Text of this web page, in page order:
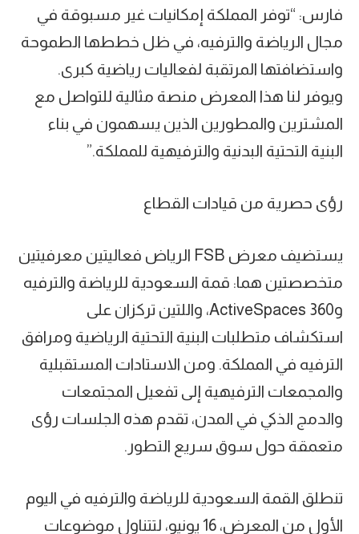
فارس: “توفر المملكة إمكانيات غير مسبوقة في
مجال الرياضة والترفيه، في ظل خططها الطموحة
واستضافتها المرتقبة لفعاليات رياضية كبرى.
ويوفر لنا هذا المعرض منصة مثالية للتواصل مع
المشترين والمطورين الذين يسهمون في بناء
البنية التحتية البدنية والترفيهية للمملكة.”
رؤى حصرية من قيادات القطاع
يستضيف معرض FSB الرياض فعاليتين معرفيتين
متخصصتين هما: قمة السعودية للرياضة والترفيه
وActiveSpaces 360، واللتين تركزان على
استكشاف متطلبات البنية التحتية الرياضية ومرافق
الترفيه في المملكة. ومن الاستادات المستقبلية
والمجمعات الترفيهية إلى تفعيل المجتمعات
والدمج الذكي في المدن، تقدم هذه الجلسات رؤى
متعمقة حول سوق سريع التطور.
تنطلق القمة السعودية للرياضة والترفيه في اليوم
الأول من المعرض، 16 يونيو، لتتناول موضوعات